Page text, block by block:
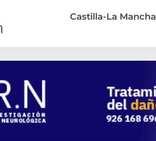
Castilla-La Mancha